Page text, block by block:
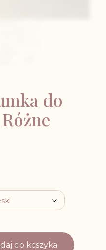
do
do koszyka